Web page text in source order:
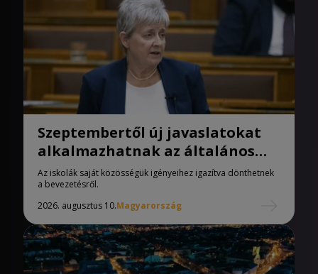
Szeptembertől új javaslatokat
alkalmazhatnak az általános
iskolák
Az iskolák saját közösségük igényeihez igazítva dönthetnek
a bevezetésről.
2026. augusztus 10.Magyarország